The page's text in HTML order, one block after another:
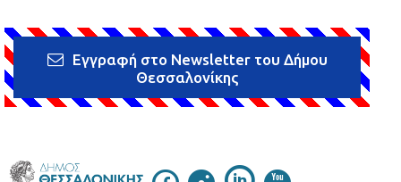
Εγγραφή στο Newsletter του Δήμου
Θεσσαλονίκης